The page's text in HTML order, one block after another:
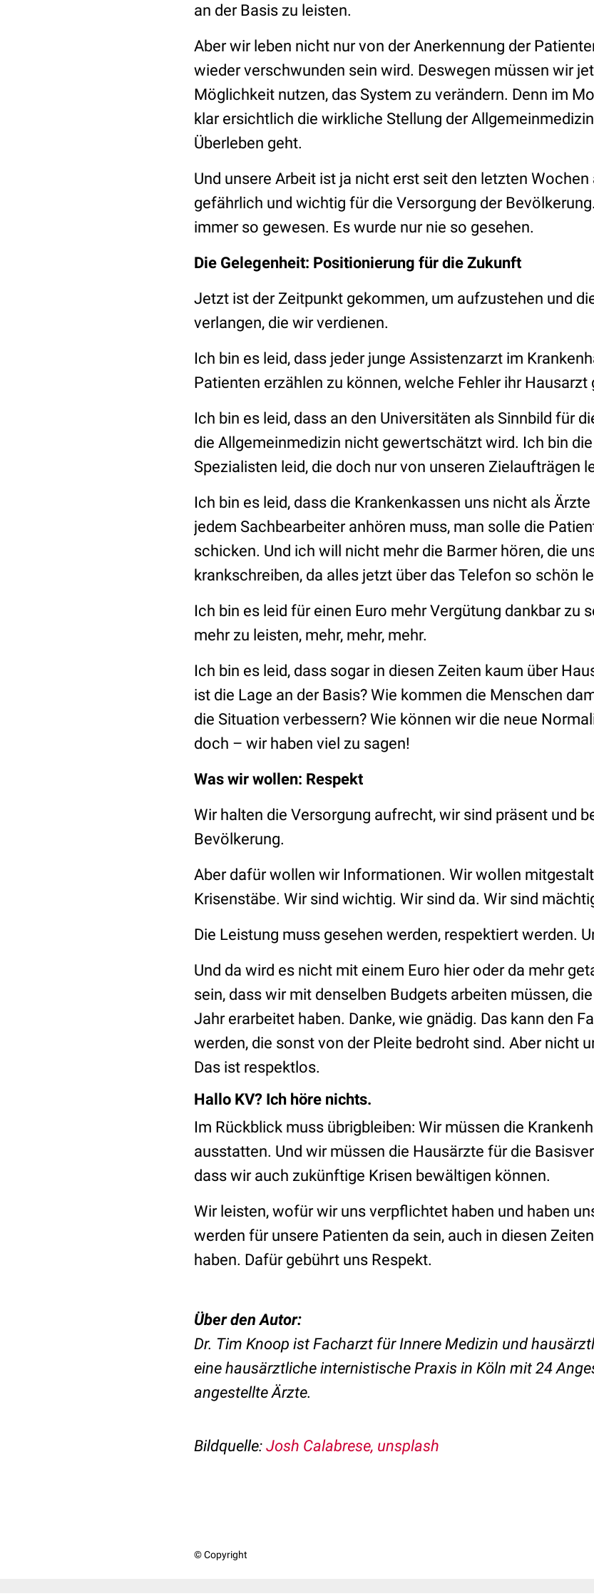
an der Basis zu leisten.
Aber wir leben nicht nur von der Anerkennung der
wieder verschwunden sein wird. Deswegen müssen wir
Möglichkeit nutzen, das System zu verändern. Denn im
klar ersichtlich die wirkliche Stellung der
Überleben geht.
Und unsere Arbeit ist ja nicht erst seit den letzten
gefährlich und wichtig für die Versorgung der
immer so gewesen. Es wurde nur nie so gesehen.
Die Gelegenheit: Positionierung für die Zukunft
Jetzt ist der Zeitpunkt gekommen, um aufzustehen und
verlangen, die wir verdienen.
Ich bin es leid, dass jeder junge Assistenzarzt im
Patienten erzählen zu können, welche Fehler ihr Hausarzt
Ich bin es leid, dass an den Universitäten als Sinnbild für
die Allgemeinmedizin nicht gewertschätzt wird. Ich bin
Spezialisten leid, die doch nur von unseren Zielaufträgen
Ich bin es leid, dass die Krankenkassen uns nicht als
jedem Sachbearbeiter anhören muss, man solle die
schicken. Und ich will nicht mehr die Barmer hören, die
krankschreiben, da alles jetzt über das Telefon so schön
Ich bin es leid für einen Euro mehr Vergütung dankbar zu
mehr zu leisten, mehr, mehr, mehr.
Ich bin es leid, dass sogar in diesen Zeiten kaum über
ist die Lage an der Basis? Wie kommen die Menschen
die Situation verbessern? Wie können wir die neue
doch – wir haben viel zu sagen!
Was wir wollen: Respekt
Wir halten die Versorgung aufrecht, wir sind präsent und
Bevölkerung.
Aber dafür wollen wir Informationen. Wir wollen
Krisenstäbe. Wir sind wichtig. Wir sind da. Wir sind
Die Leistung muss gesehen werden, respektiert werden.
Und da wird es nicht mit einem Euro hier oder da mehr
sein, dass wir mit denselben Budgets arbeiten müssen,
Jahr erarbeitet haben. Danke, wie gnädig. Das kann den
werden, die sonst von der Pleite bedroht sind. Aber nicht
Das ist respektlos.
Hallo KV? Ich höre nichts.
Im Rückblick muss übrigbleiben: Wir müssen die
ausstatten. Und wir müssen die Hausärzte für die
dass wir auch zukünftige Krisen bewältigen können.
Wir leisten, wofür wir uns verpflichtet haben und haben
werden für unsere Patienten da sein, auch in diesen
haben. Dafür gebührt uns Respekt.
Über den Autor:
Dr. Tim Knoop ist Facharzt für Innere Medizin und
eine hausärztliche internistische Praxis in Köln mit 24
angestellte Ärzte.
Bildquelle: Josh Calabrese, unsplash
© Copyright